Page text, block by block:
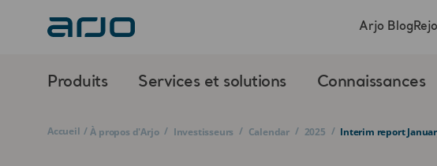
Produits Services et solutions Connaissances
Arjo Blog
Accueil / À propos d'Arjo / Investisseurs / Calendar / 2025 / Interim report